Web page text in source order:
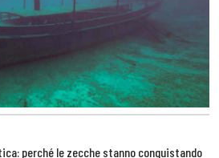
perché le zecche stanno conquistando